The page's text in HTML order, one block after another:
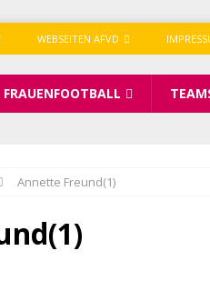
WEBSEITEN AFVD
FRAUENFOOTBALL
Annette Freund(1)